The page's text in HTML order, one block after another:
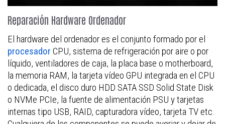
Reparación Hardware Ordenador
El hardware del ordenador es el conjunto formado por el
procesador CPU, sistema de refrigeración por aire o por
líquido, ventiladores de caja, la placa base o motherboard,
la memoria RAM, la tarjeta vídeo GPU integrada en el CPU
o dedicada, el disco duro HDD SATA SSD Solid State Disk
o NVMe PCIe, la fuente de alimentación PSU y tarjetas
internas tipo USB, RAID, capturadora vídeo, tarjeta TV etc.